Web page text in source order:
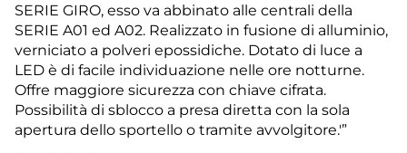
SERIE GIRO, esso va abbinato alle centrali della
SERIE A01 ed A02. Realizzato in fusione di alluminio,
verniciato a polveri epossidiche. Dotato di luce a
LED è di facile individuazione nelle ore notturne.
Offre maggiore sicurezza con chiave cifrata.
Possibilità di sblocco a presa diretta con la sola
apertura dello sportello o tramite avvolgitore.'”